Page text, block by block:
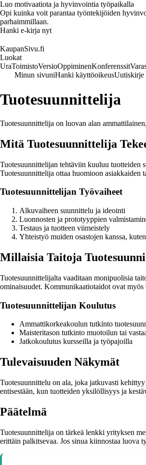
Luo motivaatiota ja hyvinvointia työpaikalla
Opi kuinka voit parantaa työntekijöiden
parhaimmillaan.
Hanki e-kirja nyt
KaupanSivu.fi
Luokat
UraToimistoVersioOppiminenKonferenssit
Minun sivuniHanki käyttöoikeusUutiskirje
Tuotesuunnittelija
Tuotesuunnittelija on luovan alan
Mitä Tuotesuunnittelija
Tuotesuunnittelijan tehtäviin kuuluu tuotteiden
Tuotesuunnittelija ottaa huomioon asiakkaiden
Tuotesuunnittelijan Työvaiheet
Alkuvaiheen suunnittelu ja ideointi
Luonnosten ja prototyyppien
Testaus ja tuotteen viimeistely
Yhteistyö muiden osastojen kanssa,
Millaisia Taitoja
Tuotesuunnittelijalta vaaditaan monipuolisia
ominaisuudet. Kommunikaatiotaidot ovat myös
Tuotesuunnittelijan Koulutus
Ammattikorkeakoulun tutkinto
Maisteritason tutkinto muotoilun tai
Jatkokoulutus kursseilla ja työpajoilla
Tulevaisuuden Näkymät
Tuotesuunnittelu on ala, joka jatkuvasti
entisestään, kun tuotteiden yksilöllisyys ja
Päätelmä
Tuotesuunnittelija on tärkeä lenkki yrityksen
erittäin palkitsevaa. Jos sinua kiinnostaa luova